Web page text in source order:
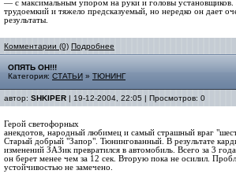
— с максимальным упором на руки и головы
трудоемкий и тяжело предсказуемый, но нередко он дает
результаты.
Комментарии (0) Подробнее
ОПЯТЬ ОН!!!
Категория: СТАТЬИ » ТЮНИНГ
автор: SHKIPER | 19-12-2004, 22:05 | Просмотров: 0
Герой светофорных
анекдотов, народный любимец и самый страшный враг
Старый добрый "Запор". Тюнингованный. В результате
изменений ЗАЗик превратился в автомобиль. Всего за 3
он берет менее чем за 12 сек. Вторую пока не осилил.
устойчивостью не замечено.